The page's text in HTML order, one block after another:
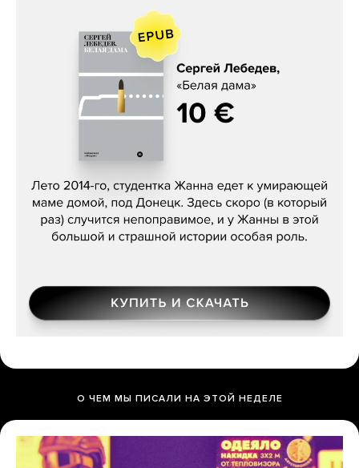
Сергей Лебедев, «Белая дама»
О ЧЕМ МЫ ПИСАЛИ НА ЭТОЙ НЕДЕЛЕ